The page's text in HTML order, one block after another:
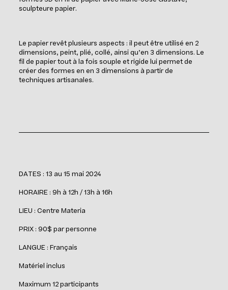
sculpteure papier.
Le papier revêt plusieurs aspects : il peut être utilisé en 2
dimensions, peint, plié, collé, ainsi qu’en 3 dimensions. Le
fil de papier tout à la fois souple et rigide lui permet de
créer des formes en en 3 dimensions à partir de
techniques artisanales.
DATES :13 au 15 mai 2024
HORAIRE :9h à 12h / 13h à 16h
LIEU :Centre Materia
PRIX : 90$ par personne
LANGUE :Français
Matériel inclus
Maximum 12 participants